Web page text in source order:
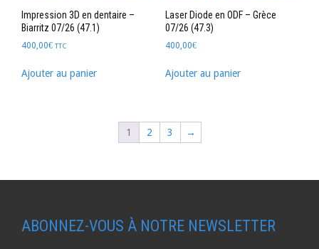
Impression 3D en dentaire –
Biarritz 07/26 (47.1)
400,00€ TTC
Ajouter au panier
Laser Diode en ODF – Grèce
07/26 (47.3)
400,00€
Ajouter au panier
1 2 3 →
ABONNEZ-VOUS À NOTRE NEWSLETTER